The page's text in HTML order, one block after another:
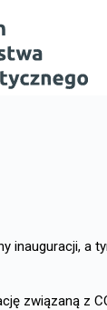
inauguracji, a
związaną z